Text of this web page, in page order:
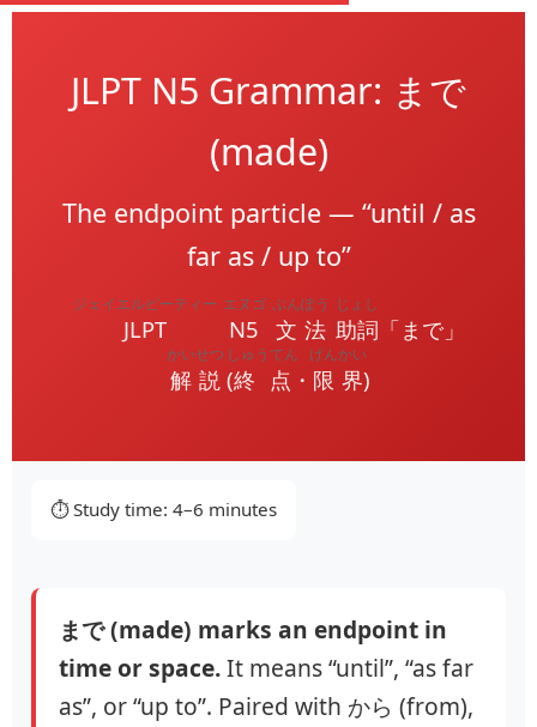
JLPT N5 Grammar: まで
(made)
The endpoint particle — “until / as
far as / up to”
JLPT
ジェイエルピーティー
N5
エヌゴ
文法
ぶんぽう
助詞
じょし
「まで」
解説
かいせつ
(終点
しゅうてん
・ 限界
げんかい
)
⏱️ Study time: 4–6 minutes
まで (made) marks an endpoint in
time or space.It means “until”, “as far
as”, or “up to”. Paired with から (from),